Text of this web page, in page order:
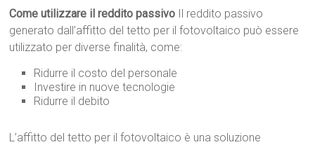
Come utilizzare il reddito passivo Il reddito passivo
generato dall’affitto del tetto per il fotovoltaico può essere
utilizzato per diverse finalità, come:
Ridurre il costo del personale
Investire in nuove tecnologie
Ridurre il debito
L’affitto del tetto per il fotovoltaico è una soluzione